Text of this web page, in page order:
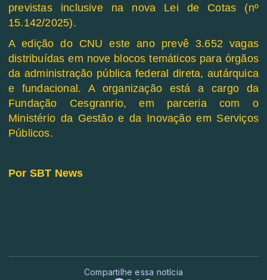
previstas inclusive na nova Lei de Cotas (nº
15.142/2025).
A edição do CNU este ano prevê 3.652 vagas
distribuídas em nove blocos temáticos para órgãos
da administração pública federal direta, autárquica
e fundacional. A organização está a cargo da
Fundação Cesgranrio, em parceria com o
Ministério da Gestão e da Inovação em Serviços
Públicos.
Por SBT News
Compartilhe essa notícia